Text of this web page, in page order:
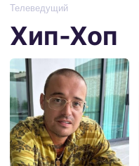
Телеведущий
Хип-Хоп